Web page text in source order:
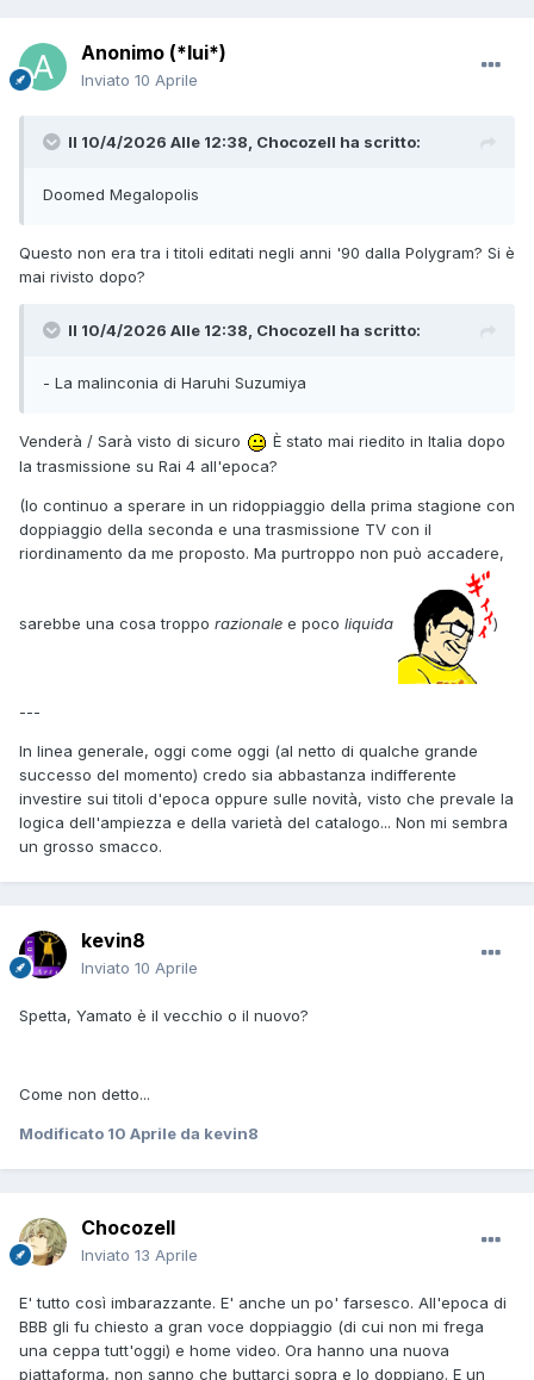
Anonimo (*lui*)
Inviato 10 Aprile
Il 10/4/2026 Alle 12:38, Chocozell ha scritto:
Doomed Megalopolis
Questo non era tra i titoli editati negli anni '90 dalla Polygram? Si è
mai rivisto dopo?
Il 10/4/2026 Alle 12:38, Chocozell ha scritto:
- La malinconia di Haruhi Suzumiya
Venderà / Sarà visto di sicuro
È stato mai riedito in Italia dopo
la trasmissione su Rai 4 all'epoca?
(Io continuo a sperare in un ridoppiaggio della prima stagione con
doppiaggio della seconda e una trasmissione TV con il
riordinamento da me proposto. Ma purtroppo non può accadere,
sarebbe una cosa troppo razionale e poco liquida )
---
In linea generale, oggi come oggi (al netto di qualche grande
successo del momento) credo sia abbastanza indifferente
investire sui titoli d'epoca oppure sulle novità, visto che prevale la
logica dell'ampiezza e della varietà del catalogo... Non mi sembra
un grosso smacco.
kevin8
Inviato 10 Aprile
Spetta, Yamato è il vecchio o il nuovo?
Come non detto...
Modificato 10 Aprile da kevin8
Chocozell
Inviato 13 Aprile
E' tutto così imbarazzante. E' anche un po' farsesco. All'epoca di
BBB gli fu chiesto a gran voce doppiaggio (di cui non mi frega
una ceppa tutt'oggi) e home video. Ora hanno una nuova
piattaforma, non sanno che buttarci sopra e lo doppiano. E un